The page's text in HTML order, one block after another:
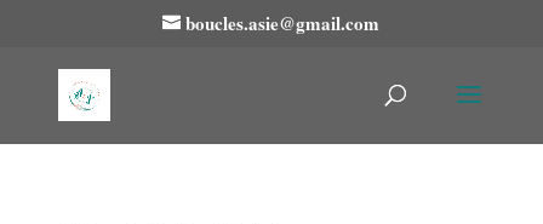
boucles.asie@gmail.com